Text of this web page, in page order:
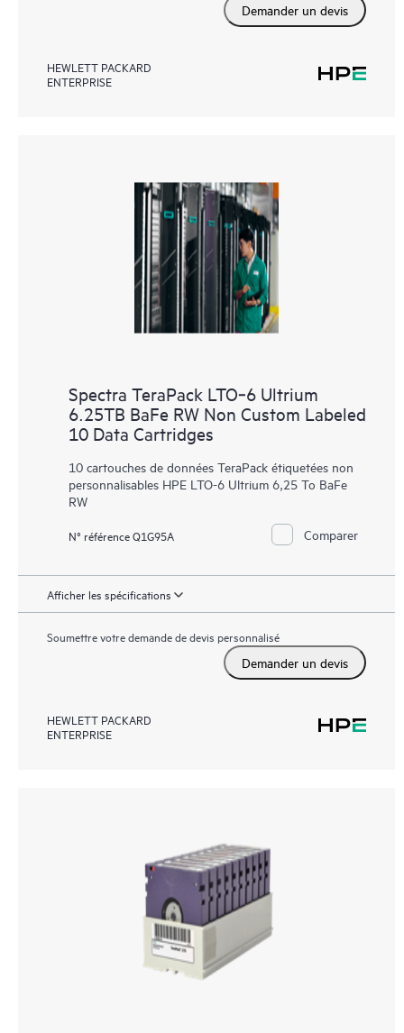
Demander un devis
HEWLETT PACKARD
ENTERPRISE
Spectra TeraPack LTO‑6 Ultrium
6.25TB BaFe RW Non Custom Labeled
10 Data Cartridges
10 cartouches de données TeraPack étiquetées non
personnalisables HPE LTO-6 Ultrium 6,25 To BaFe
RW
N° référence Q1G95A Comparer
Afficher les spécifications
Soumettre votre demande de devis personnalisé
Demander un devis
HEWLETT PACKARD
ENTERPRISE